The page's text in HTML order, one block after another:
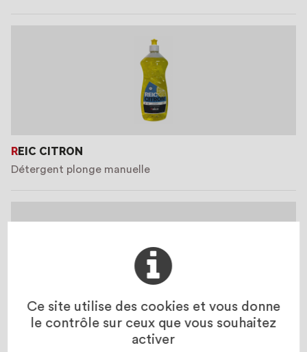
REIC CITRON
Détergent plonge manuelle
POLYNET
Détergent alimentaire super concentré
Ce site utilise des cookies et vous donne
le contrôle sur ceux que vous souhaitez
activer